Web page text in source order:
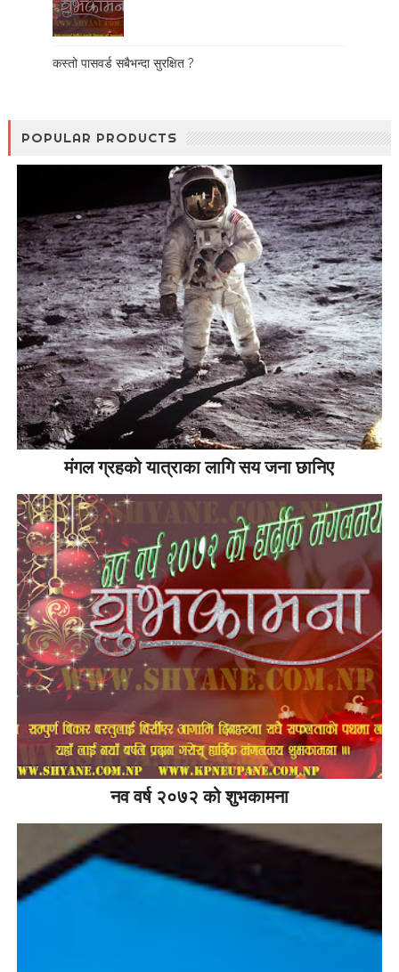
कस्तो पासवर्ड सबैभन्दा सुरक्षित ?
POPULAR PRODUCTS
मंगल ग्रहको यात्राका लागि सय जना छानिए
नव वर्ष २०७२ को शुभकामना